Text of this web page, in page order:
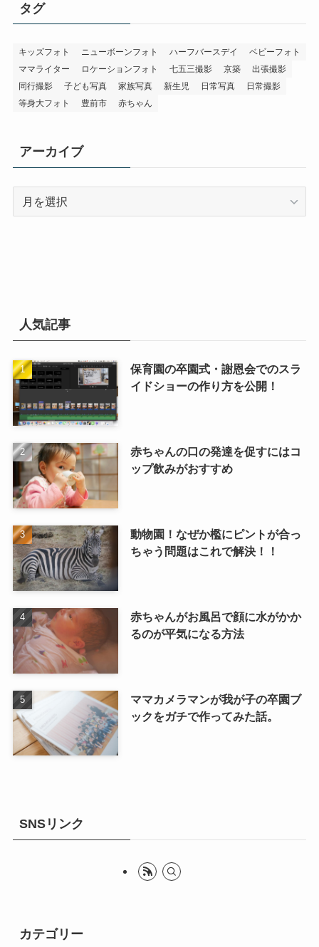
タグ
キッズフォト ニューボーンフォト ハーフバースデイ
ベビーフォト
ママライター
ロケーションフォト 七五三撮影 京築
出張撮影
同行撮影
子ども写真 家族写真 新生児 日常写真
日常撮影
等身大フォト
豊前市 赤ちゃん
アーカイブ
人気記事
保育園の卒園式・謝恩会でのスラ
イドショーの作り方を公開！
赤ちゃんの口の発達を促すにはコ
ップ飲みがおすすめ
動物園！なぜか檻にピントが合っ
ちゃう問題はこれで解決！！
赤ちゃんがお風呂で顔に水がかか
るのが平気になる方法
ママカメラマンが我が子の卒園ブ
ックをガチで作ってみた話。
SNSリンク
カテゴリー